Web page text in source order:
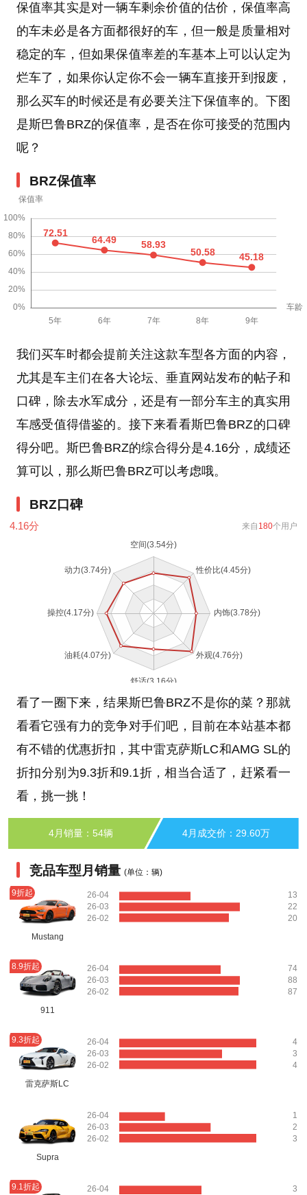
保值率其实是对一辆车剩余价值的估价，保值率高
的车未必是各方面都很好的车，但一般是质量相对
稳定的车，但如果保值率差的车基本上可以认定为
烂车了，如果你认定你不会一辆车直接开到报废，
那么买车的时候还是有必要关注下保值率的。下图
是斯巴鲁BRZ的保值率，是否在你可接受的范围内
呢？
BRZ保值率
我们买车时都会提前关注这款车型各方面的内容，
尤其是车主们在各大论坛、垂直网站发布的帖子和
口碑，除去水军成分，还是有一部分车主的真实用
车感受值得借鉴的。接下来看看斯巴鲁BRZ的口碑
得分吧。斯巴鲁BRZ的综合得分是4.16分，成绩还
算可以，那么斯巴鲁BRZ可以考虑哦。
BRZ口碑
4.16分 来自 180个用户
看了一圈下来，结果斯巴鲁BRZ不是你的菜？那就
看看它强有力的竞争对手们吧，目前在本站基本都
有不错的优惠折扣，其中雷克萨斯LC和AMG SL的
折扣分别为9.3折和9.1折，相当合适了，赶紧看一
看，挑一挑！
4月销量：54辆 4月成交价：29.60万
竞品车型月销量 (单位：辆)
9折起
Mustang
26-04
26-03
26-02
13
22
20
8.9折起
911
26-04
26-03
26-02
74
88
87
9.3折起
雷克萨斯LC
26-04
26-03
26-02
4
3
4
Supra
26-04
26-03
26-02
1
2
3
9.1折起
26-04
3